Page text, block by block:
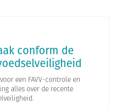
conform de
een FAVV-controle en
alles over de recente